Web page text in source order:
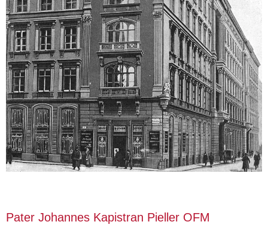
Pater Johannes Kapistran Pieller OFM